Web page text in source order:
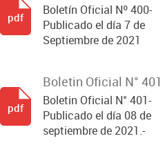
Boletín Oficial Nº 400-
Publicado el día 7 de
Septiembre de 2021
pdf
Boletin Oficial N° 401
Boletin Oficial N° 401-
Publicado el día 08 de
septiembre de 2021.-
pdf